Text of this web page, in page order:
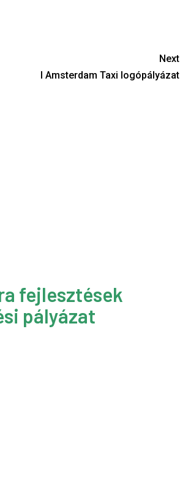
Next
I Amsterdam Taxi logópályázat
fejlesztések
pályázat